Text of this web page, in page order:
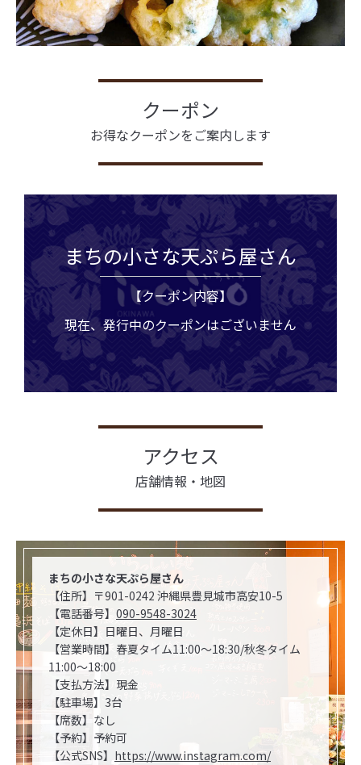
クーポン
お得なクーポンをご案内します
まちの小さな天ぷら屋さん
【クーポン内容】
現在、発行中のクーポンはございません
アクセス
店舗情報・地図
まちの小さな天ぷら屋さん
【住所】〒901-0242 沖縄県豊⾒城市⾼安10-5
【電話番号】 090-9548-3024
【定休日】日曜日、月曜日
【営業時間】春夏タイム11:00〜18:30/秋冬タイム
11:00～18:00
【支払方法】現金
【駐車場】3台
【席数】なし
【予約】予約可
【公式SNS】 https://www.instagram.com/